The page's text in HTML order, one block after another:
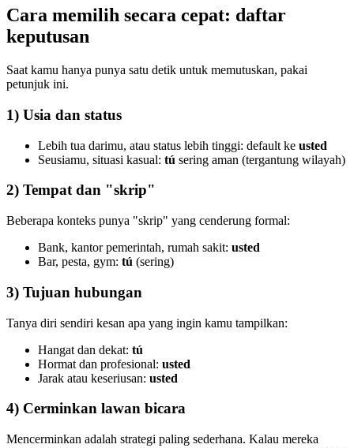
Cara memilih secara cepat: daftar
keputusan
Saat kamu hanya punya satu detik untuk memutuskan, pakai
petunjuk ini.
1) Usia dan status
Lebih tua darimu, atau status lebih tinggi: default ke usted
Seusiamu, situasi kasual: tú sering aman (tergantung wilayah)
2) Tempat dan "skrip"
Beberapa konteks punya "skrip" yang cenderung formal:
Bank, kantor pemerintah, rumah sakit: usted
Bar, pesta, gym: tú (sering)
3) Tujuan hubungan
Tanya diri sendiri kesan apa yang ingin kamu tampilkan:
Hangat dan dekat: tú
Hormat dan profesional: usted
Jarak atau keseriusan: usted
4) Cerminkan lawan bicara
Mencerminkan adalah strategi paling sederhana. Kalau mereka